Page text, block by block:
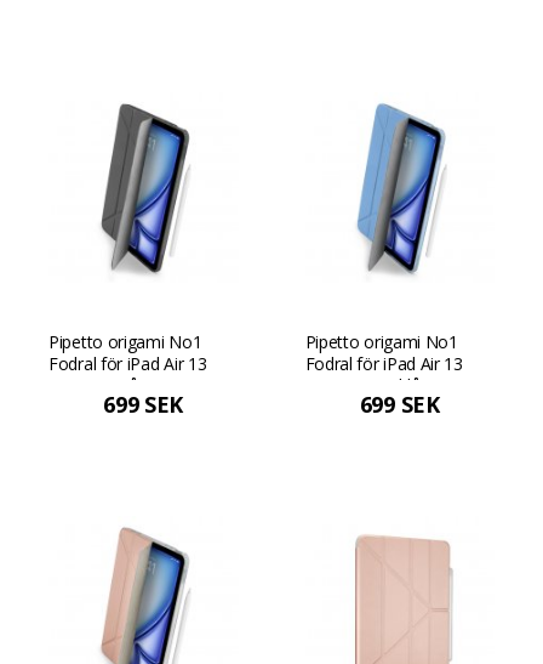
Pipetto origami No1
Fodral för iPad Air 13
(2024) - Grå
699 SEK
Pipetto origami No1
Fodral för iPad Air 13
(2024) - Ljusblå
699 SEK